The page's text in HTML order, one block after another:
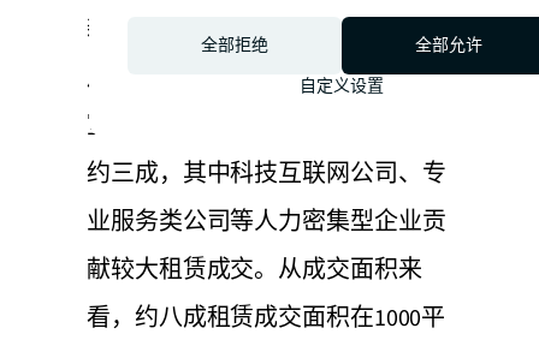
新的租赁增长点。年初许多企业利
用租金持续下行机会升级搬迁办公
室，租赁成交量在搬迁类型中占比
约三成，其中科技互联网公司、专
业服务类公司等人力密集型企业贡
献较大租赁成交。从成交面积来
看，约八成租赁成交面积在1000平
全部拒绝
全部允许
自定义设置